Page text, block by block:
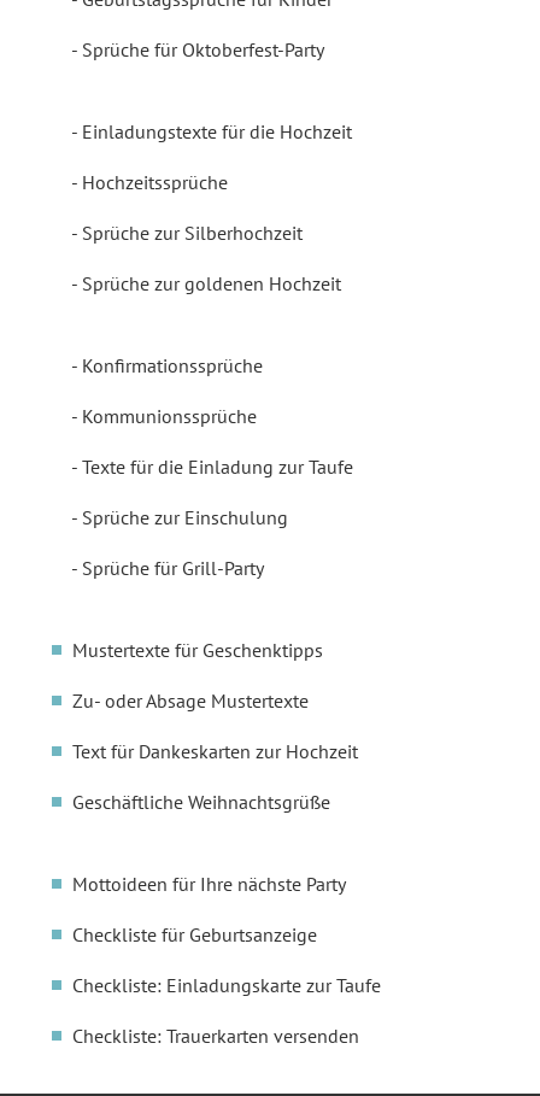
Sprüche für Oktoberfest-Party
Einladungstexte für die Hochzeit
Hochzeitssprüche
Sprüche zur Silberhochzeit
Sprüche zur goldenen Hochzeit
Konfirmationssprüche
Kommunionssprüche
Texte für die Einladung zur Taufe
Sprüche zur Einschulung
Sprüche für Grill-Party
Mustertexte für Geschenktipps
Zu- oder Absage Mustertexte
Text für Dankeskarten zur Hochzeit
Geschäftliche Weihnachtsgrüße
Mottoideen für Ihre nächste Party
Checkliste für Geburtsanzeige
Checkliste: Einladungskarte zur Taufe
Checkliste: Trauerkarten versenden